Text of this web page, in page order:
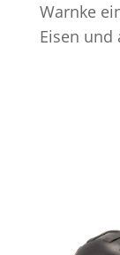
Warnke
Eisen und